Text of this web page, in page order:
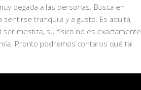
pegada a las personas. Busca en
tranquila y a gusto. Es adulta,
mestiza, su físico no es exactamente
Pronto podremos contaros qué tal